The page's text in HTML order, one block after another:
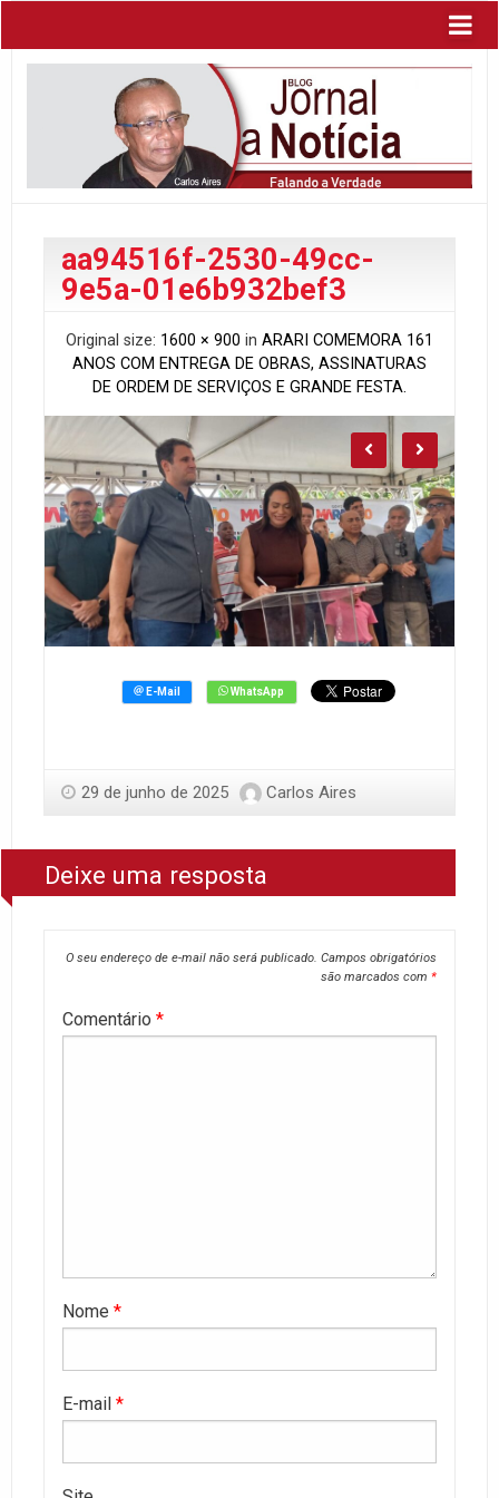
aa94516f-2530-49cc-
9e5a-01e6b932bef3
Original size: 1600 × 900 in ARARI COMEMORA 161
ANOS COM ENTREGA DE OBRAS, ASSINATURAS
DE ORDEM DE SERVIÇOS E GRANDE FESTA.
29 de junho de 2025 Carlos Aires
Deixe uma resposta
O seu endereço de e-mail não será publicado. Campos obrigatórios
são marcados com *
Comentário *
Nome *
E-mail *